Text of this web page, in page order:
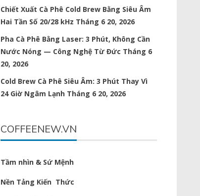
Chiết Xuất Cà Phê Cold Brew Bằng Siêu Âm
Hai Tần Số 20/28 kHz Tháng 6 20, 2026
Pha Cà Phê Bằng Laser: 3 Phút, Không Cần
Nước Nóng — Công Nghệ Từ Đức Tháng 6
20, 2026
Cold Brew Cà Phê Siêu Âm: 3 Phút Thay Vì
24 Giờ Ngâm Lạnh Tháng 6 20, 2026
COFFEENEW.VN
Tầm nhìn & Sứ Mệnh
Nền Tảng Kiến Thức